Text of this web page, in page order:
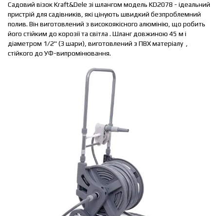
Садовий візок Kraft&Dele зі шлангом модель KD2078 - ідеальний
пристрій для садівників, які цінують швидкий безпроблемний
полив. Він виготовлений з високоякісного алюмінію, що робить
його стійким до корозії та світла . Шланг довжиною 45 м і
діаметром 1/2" (3 шари), виготовлений з ПВХ матеріалу ,
стійкого до УФ-випромінювання.